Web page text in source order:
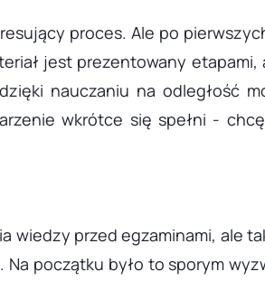
proces. Ale po
jest prezentowany etapami,
nauczaniu na odległość
wkrótce się spełni -
wiedzy przed egzaminami, ale
początku było to sporym